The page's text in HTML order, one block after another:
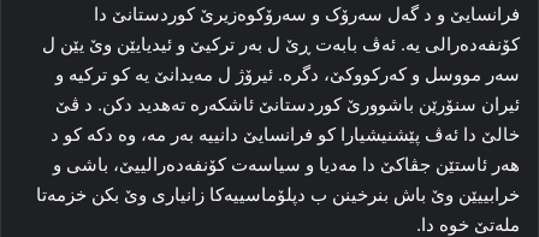
فرانسایێ و د گه‌ل سه‌رۆک و سه‌رۆکوه‌زیرێ کوردستانێ دا‌
کۆنفه‌ده‌رالی یه‌. ئه‌ڤ بابه‌ت ڕێ ل به‌ر ترکیێ‌ و ئیدیایێن وێ یێن ل
سه‌ر مووسل و که‌رکووکێ، دگره‌. ئیرۆژ ل مه‌یدانێ یه‌ کو ترکیه‌ و
ئیران سنۆرێن باشوورێ کوردستانێ ئا‌شکه‌ره‌ ته‌هدید دکن. د ڤێ
خالێ دا‌ ئه‌ڤ پێشنیشیارا کو فرانسایێ دانییه‌ به‌ر مه‌، وه‌ دکه‌ کو د
هه‌ر ئاستێن جڤاکێ دا‌ مه‌دیا و سیاسه‌ت کۆنفه‌ده‌رالییێ، باشی و
خرابییێن وێ باش بنرخینن ب دپلۆماسییه‌کا زانیاری وێ بکن خزمه‌تا
مله‌تێ خوه‌ دا‌.